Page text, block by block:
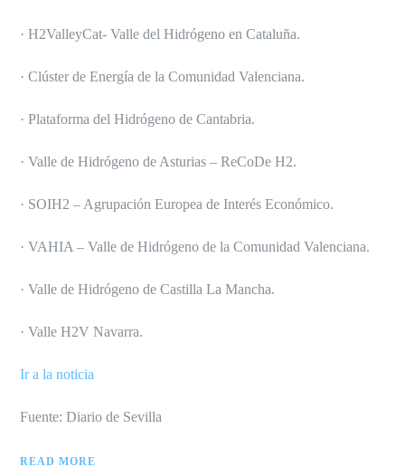
· H2ValleyCat- Valle del Hidrógeno en Cataluña.
· Clúster de Energía de la Comunidad Valenciana.
· Plataforma del Hidrógeno de Cantabria.
· Valle de Hidrógeno de Asturias – ReCoDe H2.
· SOIH2 – Agrupación Europea de Interés Económico.
· VAHIA – Valle de Hidrógeno de la Comunidad Valenciana.
· Valle de Hidrógeno de Castilla La Mancha.
· Valle H2V Navarra.
Ir a la noticia
Fuente: Diario de Sevilla
READ MORE